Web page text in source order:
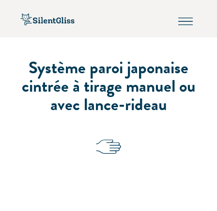
Système paroi japonaise
cintrée à tirage manuel ou
avec lance-rideau